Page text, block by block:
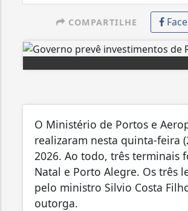
COMPARTILHE
O Ministério de Portos e
realizaram nesta quinta-feira
2026. Ao todo, três terminais
Natal e Porto Alegre. Os três
pelo ministro Silvio Costa
outorga.